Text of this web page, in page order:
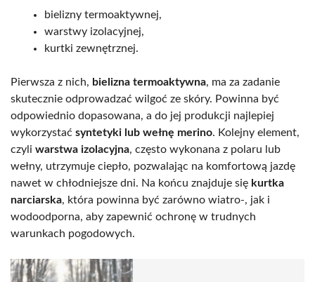
bielizny termoaktywnej,
warstwy izolacyjnej,
kurtki zewnętrznej.
Pierwsza z nich, bielizna termoaktywna, ma za zadanie
skutecznie odprowadzać wilgoć ze skóry. Powinna być
odpowiednio dopasowana, a do jej produkcji najlepiej
wykorzystać syntetyki lub wełnę merino. Kolejny element,
czyli warstwa izolacyjna, często wykonana z polaru lub
wełny, utrzymuje ciepło, pozwalając na komfortową jazdę
nawet w chłodniejsze dni. Na końcu znajduje się kurtka
narciarska, która powinna być zarówno wiatro-, jak i
wodoodporna, aby zapewnić ochronę w trudnych
warunkach pogodowych.